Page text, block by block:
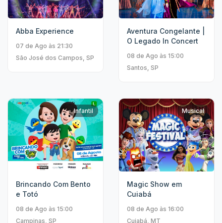
Abba Experience
07 de Ago às 21:30
São José dos Campos, SP
Aventura Congelante |
O Legado In Concert
08 de Ago às 15:00
Santos, SP
Infantil
Brincando Com Bento
e Totó
08 de Ago às 15:00
Campinas, SP
Musical
Magic Show em
Cuiabá
08 de Ago às 16:00
Cuiabá, MT